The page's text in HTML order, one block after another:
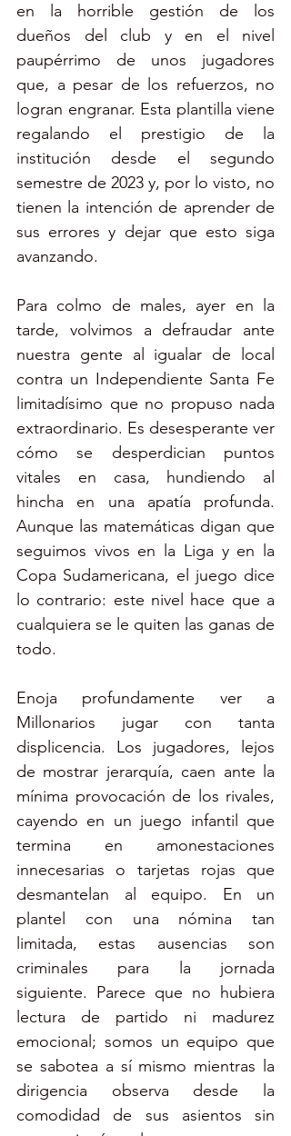
en la horrible gestión de los
dueños del club y en el nivel
paupérrimo de unos jugadores
que, a pesar de los refuerzos, no
logran engranar. Esta plantilla viene
regalando el prestigio de la
institución desde el segundo
semestre de 2023 y, por lo visto, no
tienen la intención de aprender de
sus errores y dejar que esto siga
avanzando.
Para colmo de males, ayer en la
tarde, volvimos a defraudar ante
nuestra gente al igualar de local
contra un Independiente Santa Fe
limitadísimo que no propuso nada
extraordinario. Es desesperante ver
cómo se desperdician puntos
vitales en casa, hundiendo al
hincha en una apatía profunda.
Aunque las matemáticas digan que
seguimos vivos en la Liga y en la
Copa Sudamericana, el juego dice
lo contrario: este nivel hace que a
cualquiera se le quiten las ganas de
todo.
Enoja profundamente ver a
Millonarios jugar con tanta
displicencia. Los jugadores, lejos
de mostrar jerarquía, caen ante la
mínima provocación de los rivales,
cayendo en un juego infantil que
termina en amonestaciones
innecesarias o tarjetas rojas que
desmantelan al equipo. En un
plantel con una nómina tan
limitada, estas ausencias son
criminales para la jornada
siguiente. Parece que no hubiera
lectura de partido ni madurez
emocional; somos un equipo que
se sabotea a sí mismo mientras la
dirigencia observa desde la
comodidad de sus asientos sin